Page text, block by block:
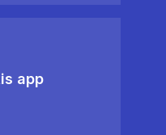
app